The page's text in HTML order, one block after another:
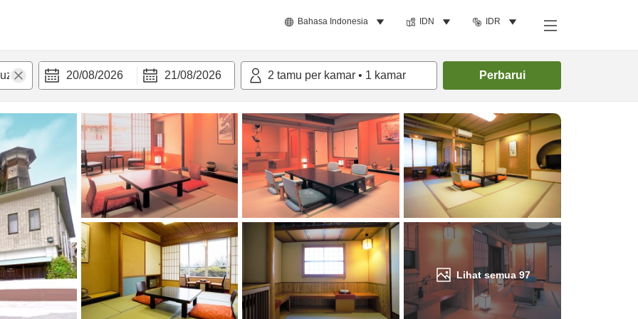
Bahasa Indonesia IDN IDR
20/08/2026 21/08/2026 2 tamu per kamar • 1 kamar Perbarui
Lihat semua 97
Cari kamar